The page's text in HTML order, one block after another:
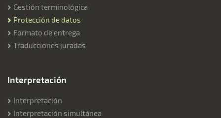
Gestión terminológica
Protección de datos
Formato de entrega
Traducciones juradas
Interpretación
Interpretación
Interpretación simultánea